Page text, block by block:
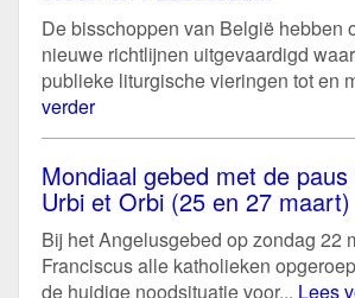
De bisschoppen van België hebben
nieuwe richtlijnen uitgevaardigd
publieke liturgische vieringen tot en
verder
Mondiaal gebed met de
Urbi et Orbi (25 en 27 maart)
Bij het Angelusgebed op zondag 22
Franciscus alle katholieken
de huidige noodsituatie voor... Lees